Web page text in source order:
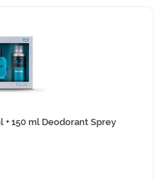
+ 150 ml Deodorant Sprey